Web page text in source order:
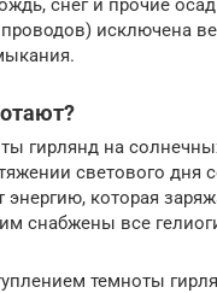
снег и прочие
проводов) исключена
гирлянд на
светового дня
энергию, которая
снабжены все
темноты